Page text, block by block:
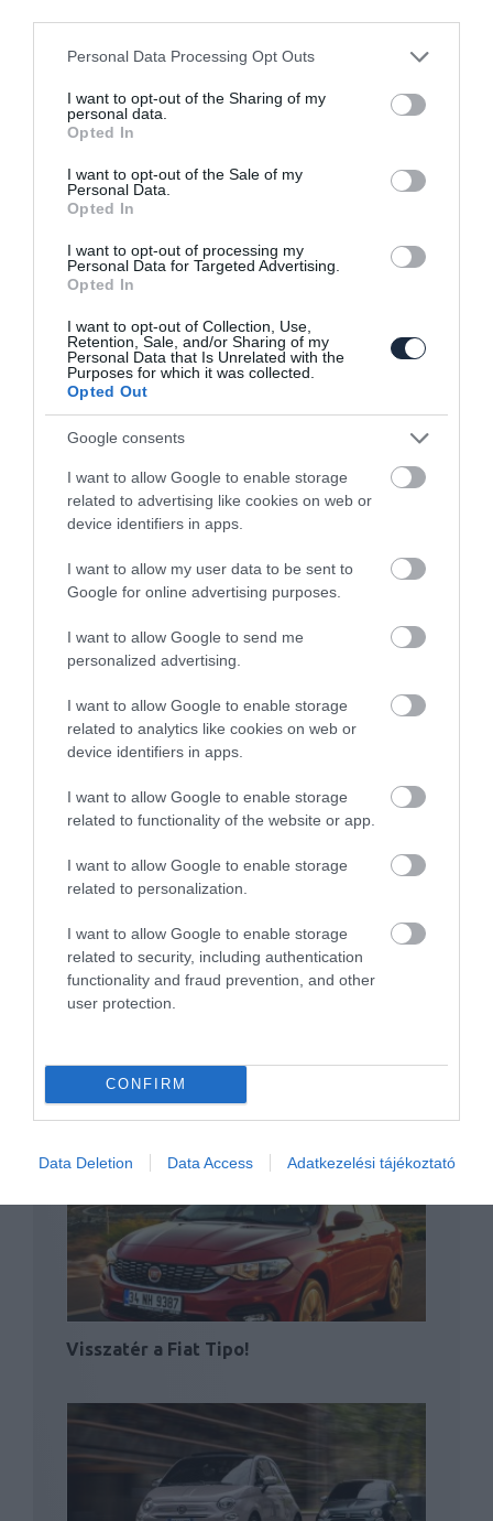
Please note that this website/app uses one or more Google
not limited to your visit or usage behaviour. You may click to
grant or deny consent to Google and its third-party tags to
use your data for below specified purposes in below Google
consent section.
Personal Data Processing Opt Outs
I want to opt-out of the Sharing of my
personal data.
Opted In
I want to opt-out of the Sale of my
Personal Data.
Opted In
I want to opt-out of processing my
Personal Data for Targeted Advertising.
Opted In
I want to opt-out of Collection, Use,
Retention, Sale, and/or Sharing of my
Personal Data that Is Unrelated with the
Purposes for which it was collected.
Opted Out
Google consents
I want to allow Google to enable storage
related to advertising like cookies on web or
device identifiers in apps.
I want to allow my user data to be sent to
Google for online advertising purposes.
I want to allow Google to send me
personalized advertising.
I want to allow Google to enable storage
related to analytics like cookies on web or
device identifiers in apps.
I want to allow Google to enable storage
related to functionality of the website or app.
I want to allow Google to enable storage
related to personalization.
I want to allow Google to enable storage
related to security, including authentication
functionality and fraud prevention, and other
user protection.
CONFIRM
Data Deletion Data Access Adatkezelési tájékoztató
KAPCSOLÓDÓ CIKKEK
Itt a Fiat Linea utódja!
Ötajtós és kombi változatban is itt a Fiat
Visszatér a Fiat Tipo!